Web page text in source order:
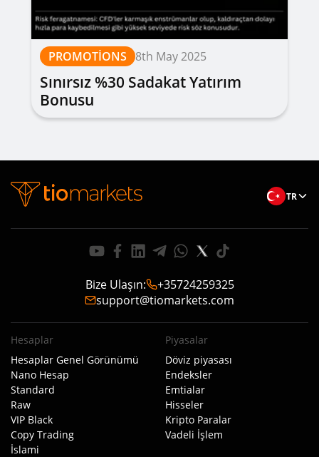
PROMOTIONS 8th May 2025
Sınırsız %30 Sadakat Yatırım
Bonusu
TR
Bize Ulaşın:
+35724259325
support@tiomarkets.com
Hesaplar
Hesaplar Genel Görünümü
Nano Hesap
Standard
Raw
VIP Black
Copy Trading
İslami
Piyasalar
Döviz piyasası
Endeksler
Emtialar
Hisseler
Kripto Paralar
Vadeli İşlem